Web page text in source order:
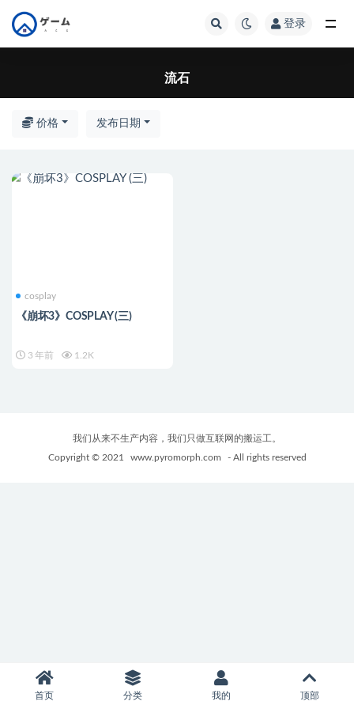
登录
流石
价格 发布日期
cosplay
《崩坏3》COSPLAY (三)
3 年前 1.2K
我们从来不生产内容，我们只做互联网的搬运工。
Copyright © 2021
www.pyromorph.com - All rights reserved
首页 分类 我的 顶部